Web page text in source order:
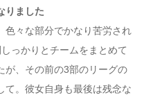
りました
色々な部分でかなり苦労され
っかりとチームをまとめて
が、その前の3部のリーグの
て。彼女自身も最後は残念な